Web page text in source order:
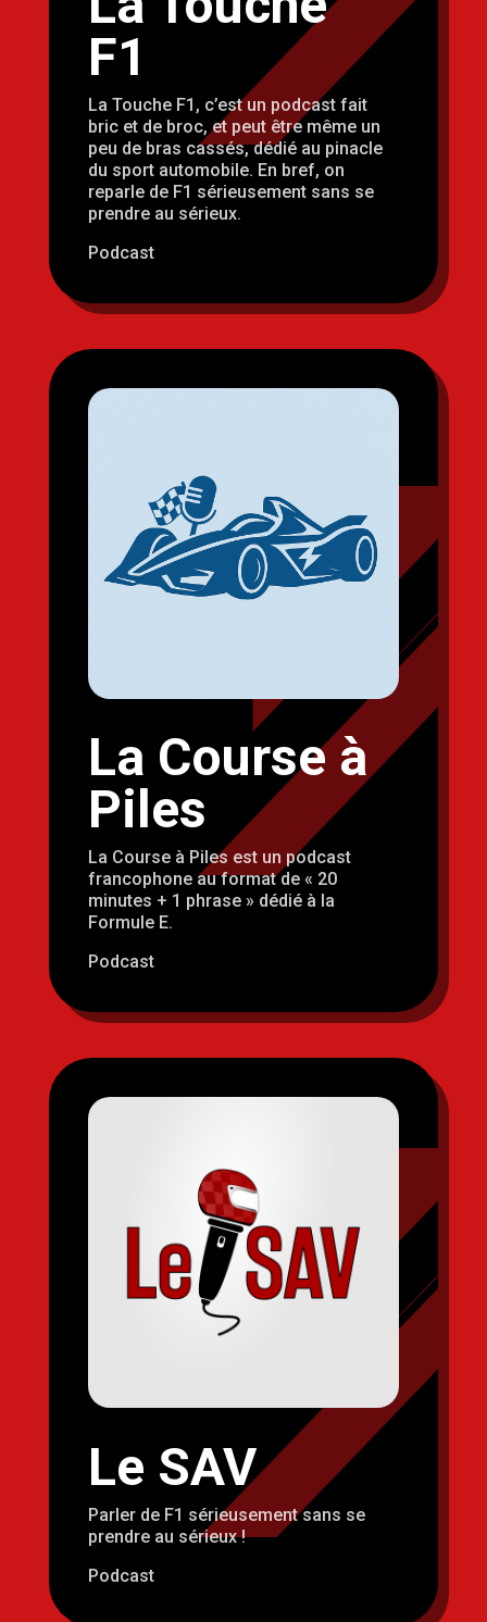
F1
La Touche F1, c’est un podcast fait
bric et de broc, et peut être même un
peu de bras cassés, dédié au pinacle
du sport automobile. En bref, on
reparle de F1 sérieusement sans se
prendre au sérieux.
Podcast
La Course à
Piles
La Course à Piles est un podcast
francophone au format de « 20
minutes + 1 phrase » dédié à la
Formule E.
Podcast
Le SAV
Parler de F1 sérieusement sans se
prendre au sérieux !
Podcast